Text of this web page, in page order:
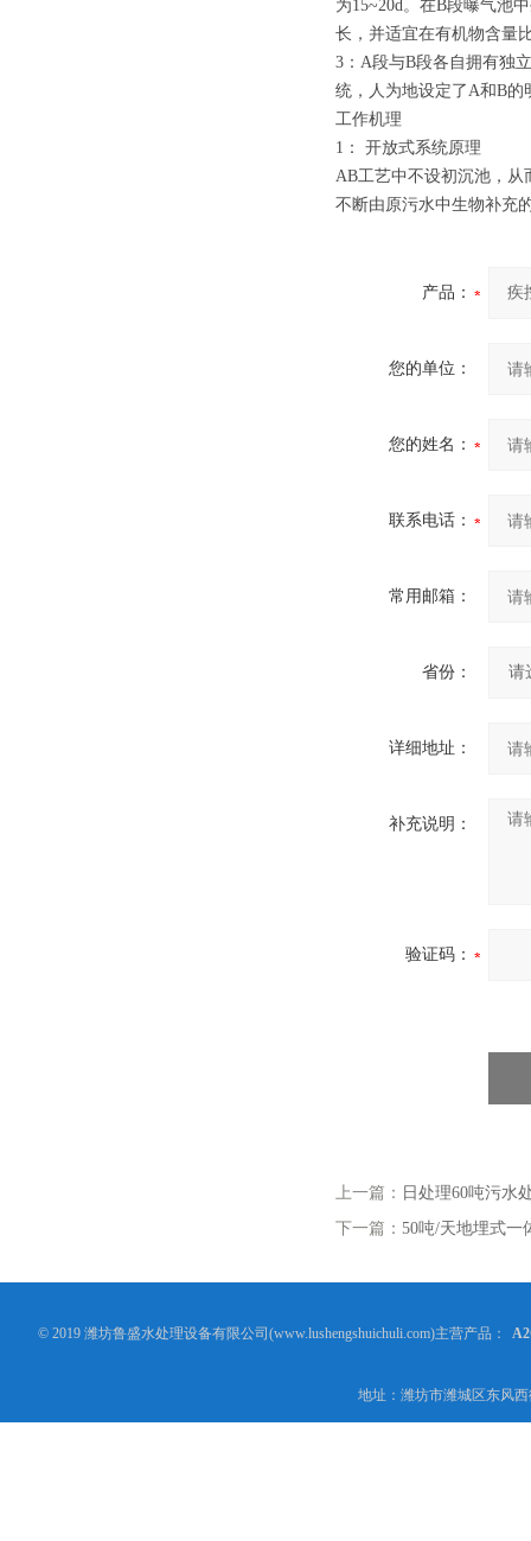
为15~20d。在B段曝气池
长，并适宜在有机物含量
3：A段与B段各自拥有独
统，人为地设定了A和B的
工作机理
1： 开放式系统原理
AB工艺中不设初沉池，
不断由原污水中生物补充
产品：
您的单位：
您的姓名：
联系电话：
常用邮箱：
省份：
详细地址：
补充说明：
验证码：
上一篇： 日处理60吨污水
下一篇： 50吨/天地埋式一
© 2019 潍坊鲁盛水处理设备有限公司(www.lushengshuichuli.com)主营产品：
地址：潍坊市潍城区东风